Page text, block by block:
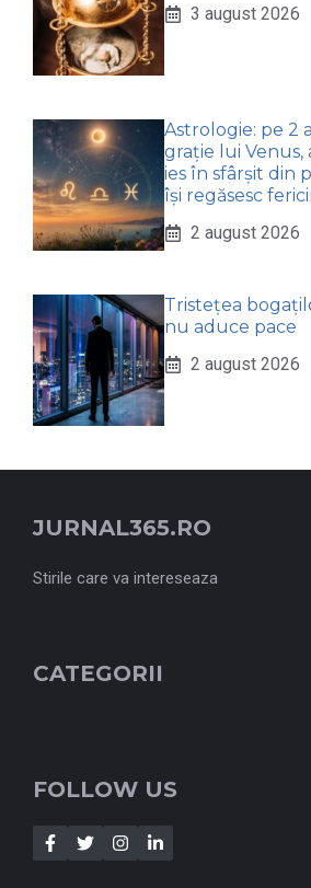
3 august 2026
Astrologie: pe 2
grație lui Venus,
ies în sfârșit din
își regăsesc
2 august 2026
Tristețea
nu aduce pace
2 august 2026
JURNAL365.RO
Stirile care va intereseaza
CATEGORII
FOLLOW US